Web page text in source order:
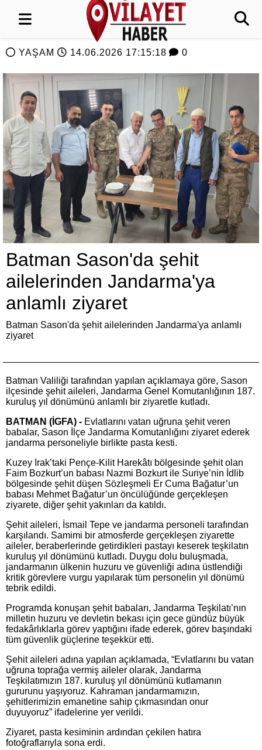
YAŞAM 14.06.2026 17:15:18 0
Batman Sason'da şehit
ailelerinden Jandarma'ya
anlamlı ziyaret
Batman Sason'da şehit ailelerinden Jandarma'ya anlamlı
ziyaret
Batman Valiliği tarafından yapılan açıklamaya göre, Sason
ilçesinde şehit aileleri, Jandarma Genel Komutanlığının 187.
kuruluş yıl dönümünü anlamlı bir ziyaretle kutladı.
BATMAN (İGFA) - Evlatlarını vatan uğruna şehit veren
babalar, Sason İlçe Jandarma Komutanlığını ziyaret ederek
jandarma personeliyle birlikte pasta kesti.
Kuzey Irak’taki Pençe-Kilit Harekâtı bölgesinde şehit olan
Faim Bozkurt’un babası Nazmi Bozkurt ile Suriye’nin İdlib
bölgesinde şehit düşen Sözleşmeli Er Cuma Bağatur’un
babası Mehmet Bağatur’un öncülüğünde gerçekleşen
ziyarete, diğer şehit yakınları da katıldı.
Şehit aileleri, İsmail Tepe ve jandarma personeli tarafından
karşılandı. Samimi bir atmosferde gerçekleşen ziyarette
aileler, beraberlerinde getirdikleri pastayı keserek teşkilatın
kuruluş yıl dönümünü kutladı. Duygu dolu buluşmada,
jandarmanın ülkenin huzuru ve güvenliği adına üstlendiği
kritik görevlere vurgu yapılarak tüm personelin yıl dönümü
tebrik edildi.
Programda konuşan şehit babaları, Jandarma Teşkilatı’nın
milletin huzuru ve devletin bekası için gece gündüz büyük
fedakârlıklarla görev yaptığını ifade ederek, görev başındaki
tüm güvenlik güçlerine teşekkür etti.
Şehit aileleri adına yapılan açıklamada, “Evlatlarını bu vatan
uğruna toprağa vermiş aileler olarak, Jandarma
Teşkilatımızın 187. kuruluş yıl dönümünü kutlamanın
gururunu yaşıyoruz. Kahraman jandarmamızın,
şehitlerimizin emanetine sahip çıkmasından onur
duyuyoruz” ifadelerine yer verildi.
Ziyaret, pasta kesiminin ardından çekilen hatıra
fotoğraflarıyla sona erdi.